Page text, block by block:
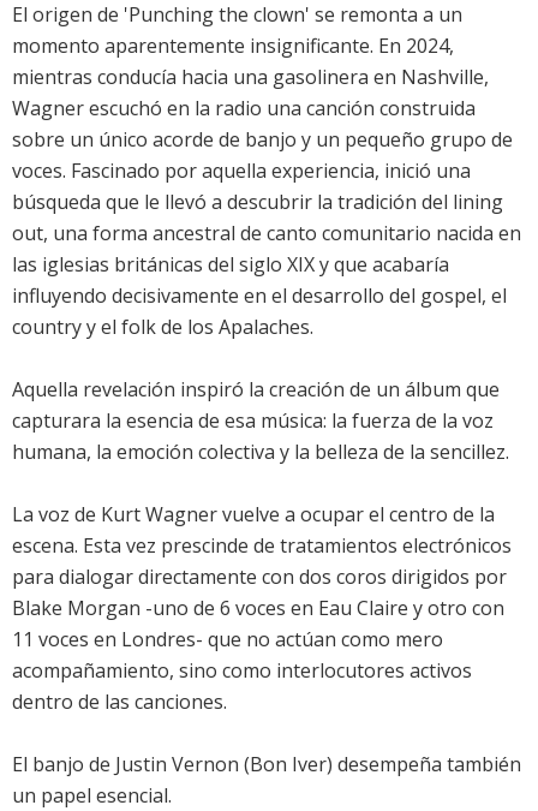
El origen de 'Punching the clown' se remonta a un
momento aparentemente insignificante. En 2024,
mientras conducía hacia una gasolinera en Nashville,
Wagner escuchó en la radio una canción construida
sobre un único acorde de banjo y un pequeño grupo de
voces. Fascinado por aquella experiencia, inició una
búsqueda que le llevó a descubrir la tradición del lining
out, una forma ancestral de canto comunitario nacida en
las iglesias británicas del siglo XIX y que acabaría
influyendo decisivamente en el desarrollo del gospel, el
country y el folk de los Apalaches.
Aquella revelación inspiró la creación de un álbum que
capturara la esencia de esa música: la fuerza de la voz
humana, la emoción colectiva y la belleza de la sencillez.
La voz de Kurt Wagner vuelve a ocupar el centro de la
escena. Esta vez prescinde de tratamientos electrónicos
para dialogar directamente con dos coros dirigidos por
Blake Morgan -uno de 6 voces en Eau Claire y otro con
11 voces en Londres- que no actúan como mero
acompañamiento, sino como interlocutores activos
dentro de las canciones.
El banjo de Justin Vernon (Bon Iver) desempeña también
un papel esencial.